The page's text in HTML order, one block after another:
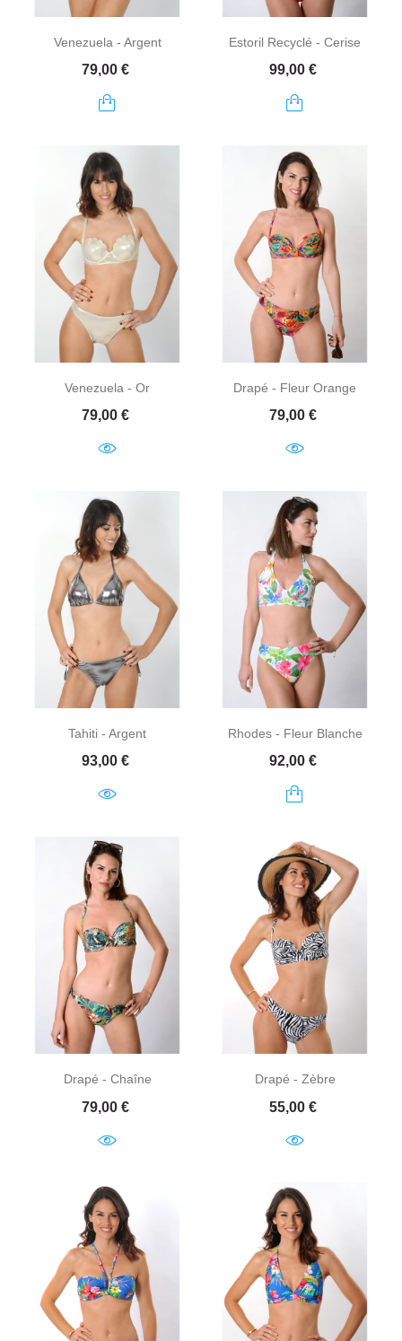
Venezuela - Argent
Prix
79,00 €
Estoril Recyclé - Cerise
Prix
99,00 €
Venezuela - Or
Prix
79,00 €
Drapé - Fleur Orange
Prix
79,00 €
Tahiti - Argent
Prix
93,00 €
Rhodes - Fleur Blanche
Prix
92,00 €
Drapé - Chaîne
Prix
79,00 €
Drapé - Zèbre
Prix
55,00 €